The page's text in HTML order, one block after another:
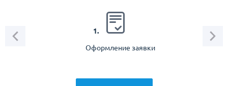
1.
Оформление заявки